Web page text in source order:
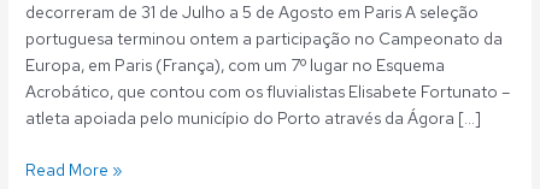
decorreram de 31 de Julho a 5 de Agosto em Paris A seleção
portuguesa terminou ontem a participação no Campeonato da
Europa, em Paris (França), com um 7º lugar no Esquema
Acrobático, que contou com os fluvialistas Elisabete Fortunato –
atleta apoiada pelo município do Porto através da Ágora […]
Read More »